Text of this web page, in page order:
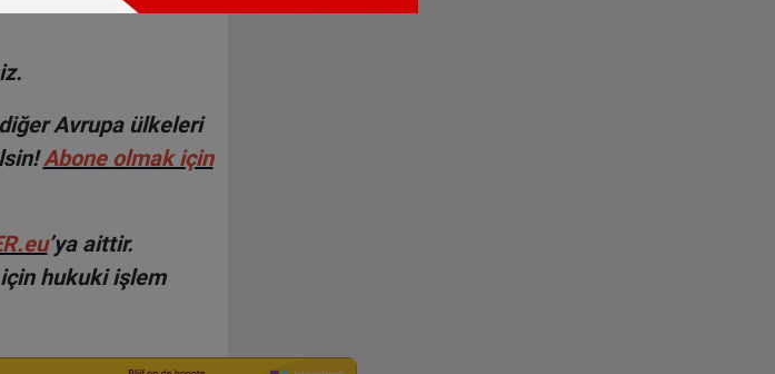
Avrupa ülkeleri
Abone olmak için
’ya aittir.
hukuki işlem